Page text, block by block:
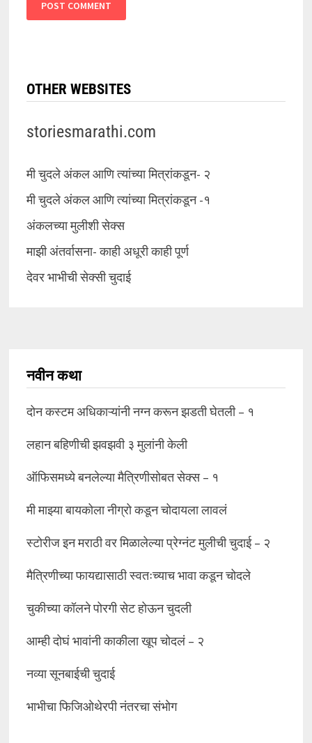
OTHER WEBSITES
storiesmarathi.com
मी चुदले अंकल आणि त्यांच्या मित्रांकडून- २
मी चुदले अंकल आणि त्यांच्या मित्रांकडून -१
अंकलच्या मुलीशी सेक्स
माझी अंतर्वासना- काही अधूरी काही पूर्ण
देवर भाभीची सेक्सी चुदाई
नवीन कथा
दोन कस्टम अधिकाऱ्यांनी नग्न करून झडती घेतली – १
लहान बहिणीची झवझवी ३ मुलांनी केली
ऑफिसमध्ये बनलेल्या मैत्रिणीसोबत सेक्स – १
मी माझ्या बायकोला नीग्रो कडून चोदायला लावलं
स्टोरीज इन मराठी वर मिळालेल्या प्रेग्नंट मुलीची चुदाई – २
मैत्रिणीच्या फायद्यासाठी स्वतःच्याच भावा कडून चोदले
चुकीच्या कॉलने पोरगी सेट होऊन चुदली
आम्ही दोघं भावांनी काकीला खूप चोदलं – २
नव्या सूनबाईची चुदाई
भाभीचा फिजिओथेरपी नंतरचा संभोग